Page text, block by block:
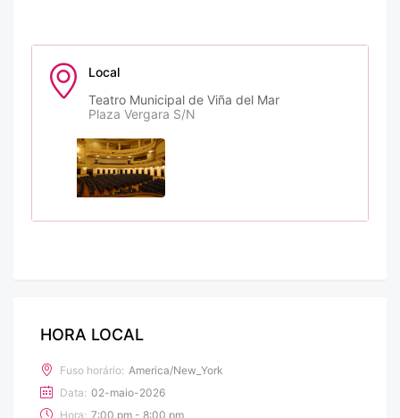
Local
Teatro Municipal de Viña del Mar
Plaza Vergara S/N
HORA LOCAL
Fuso horário: America/New_York
Data: 02-maio-2026
Hora: 7:00 pm - 8:00 pm